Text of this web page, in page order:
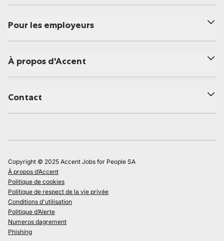
Pour les employeurs
À propos d'Accent
Contact
Copyright © 2025 Accent Jobs for People SA
À propos d’Accent
Politique de cookies
Politique de respect de la vie privée
Conditions d'utilisation
Politique d’Alerte
Numeros dagrement
Phishing